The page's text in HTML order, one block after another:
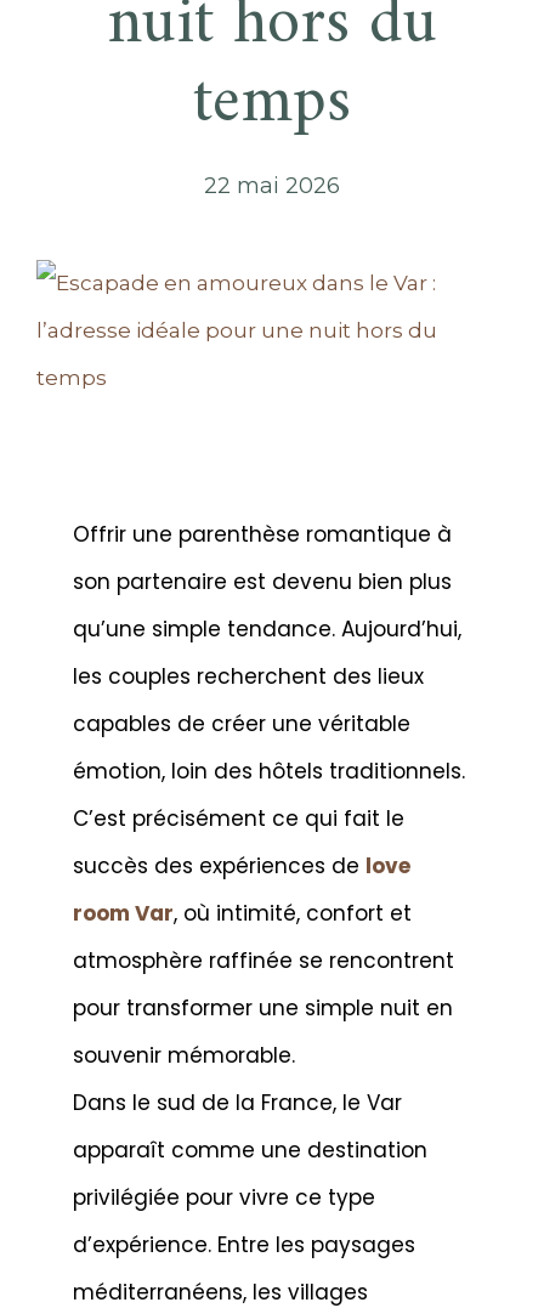
nuit hors du
temps
22 mai 2026
Offrir une parenthèse romantique à
son partenaire est devenu bien plus
qu’une simple tendance. Aujourd’hui,
les couples recherchent des lieux
capables de créer une véritable
émotion, loin des hôtels traditionnels.
C’est précisément ce qui fait le
succès des expériences de love
room Var, où intimité, confort et
atmosphère raffinée se rencontrent
pour transformer une simple nuit en
souvenir mémorable.
Dans le sud de la France, le Var
apparaît comme une destination
privilégiée pour vivre ce type
d’expérience. Entre les paysages
méditerranéens, les villages